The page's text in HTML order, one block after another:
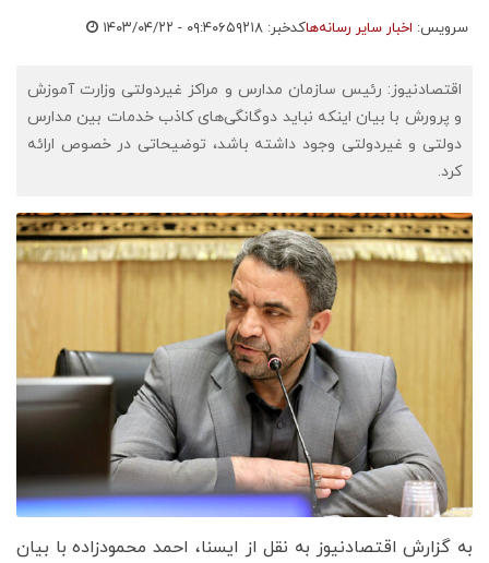
سرویس: اخبار سایر رسانه‌هاکدخبر: ۶۵۹۲۱۸ ۱۴۰۳/۰۴/۲۲ - ۰۹:۴۰
اقتصادنیوز: رئیس سازمان مدارس و مراکز غیردولتی وزارت آموزش
و پرورش با بیان اینکه نباید دوگانگی‌های کاذب خدمات بین مدارس
دولتی و غیردولتی وجود داشته باشد، توضیحاتی در خصوص ارائه
کرد.
به گزارش اقتصادنیوز به نقل از ایسنا، احمد محمودزاده با بیان